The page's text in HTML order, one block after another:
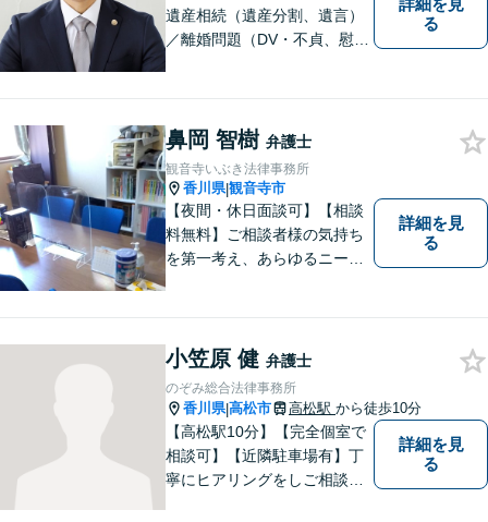
遺産相続（遺産分割、遺言）
／離婚問題（DV・不貞、慰謝
供します。
詳細を見
る
鼻岡 智樹 弁護士
観音寺いぶき法律事務所
香川県|観音寺市
【夜間・休日面談可】【相談
料無料】ご相談者様の気持ち
を第一考え、あらゆるニーズ
ていただきます。ご相談は無
料ですので、お気軽にご相談
ください。
詳細を見
る
小笠原 健 弁護士
のぞみ総合法律事務所
香川県|高松市 高松駅 から徒歩10分
【高松駅10分】【完全個室で
相談可】【近隣駐車場有】丁
寧にヒアリングをしご相談者
詳細を見
る